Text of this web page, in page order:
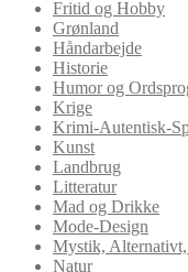
Fritid og Hobby
Grønland
Håndarbejde
Historie
Humor og
Krige
Krimi-Autentisk-
Kunst
Landbrug
Litteratur
Mad og Drikke
Mode-Design
Mystik,
Natur